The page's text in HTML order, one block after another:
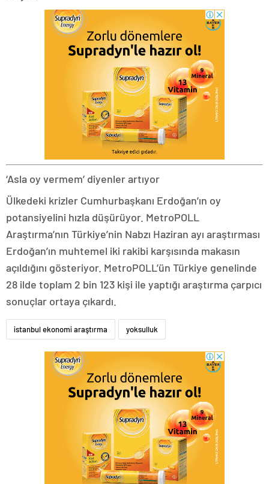
‘Asla oy vermem’ diyenler artıyor
Ülkedeki krizler Cumhurbaşkanı Erdoğan’ın oy
potansiyelini hızla düşürüyor. MetroPOLL
Araştırma’nın Türkiye’nin Nabzı Haziran ayı araştırması
Erdoğan’ın muhtemel iki rakibi karşısında makasın
açıldığını gösteriyor. MetroPOLL’ün Türkiye genelinde
28 ilde toplam 2 bin 123 kişi ile yaptığı araştırma çarpıcı
sonuçlar ortaya çıkardı.
istanbul ekonomi araştırma yoksulluk